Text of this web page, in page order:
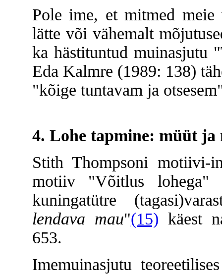
Pole ime, et mitmed meie
lätte või vähemalt
ka hästituntud
Eda Kalmre (1989: 138)
"kõige tuntavam ja
4. Lohe tapmine: müüt ja
Stith Thompsoni motiivi-
motiiv "Võitlus
kuningatütre
lendava mau"(15) käest
653.
Imemuinasjutu